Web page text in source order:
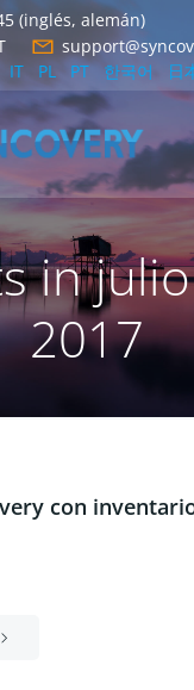
Saltar
contenido
(inglés, alemán)
IT PL PT 한국어 日
in
2017
con